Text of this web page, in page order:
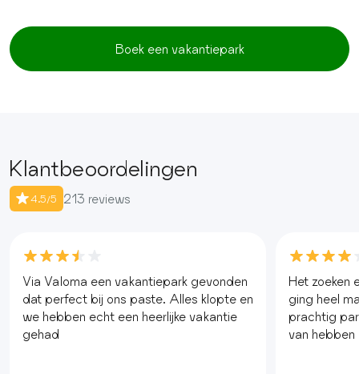
Boek een vakantiepark
Klantbeoordelingen
4.5/5 213 reviews
Via Valoma een vakantiepark gevonden
dat perfect bij ons paste. Alles klopte en
we hebben echt een heerlijke vakantie
gehad
Het zoeken
ging heel
prachtig
van hebben